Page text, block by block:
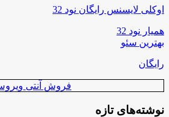
اوکلی لایسنس رایگان نود 32
همیار نود 32
بهترین سئو
رایگان
فروش آنتی
نوشته‌های تازه